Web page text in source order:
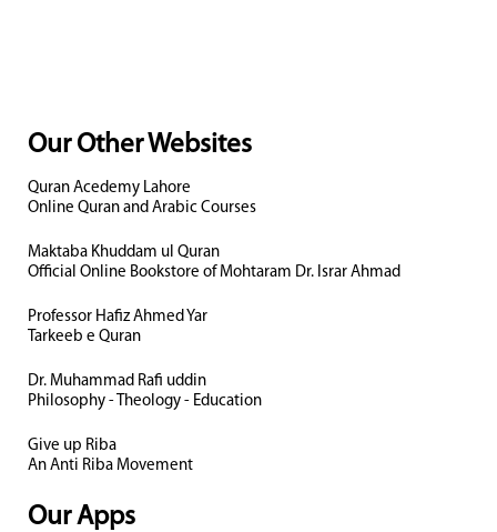
Our Other Websites
Quran Acedemy Lahore
Online Quran and Arabic Courses
Maktaba Khuddam ul Quran
Official Online Bookstore of Mohtaram Dr. Israr Ahmad
Professor Hafiz Ahmed Yar
Tarkeeb e Quran
Dr. Muhammad Rafi uddin
Philosophy - Theology - Education
Give up Riba
An Anti Riba Movement
Our Apps